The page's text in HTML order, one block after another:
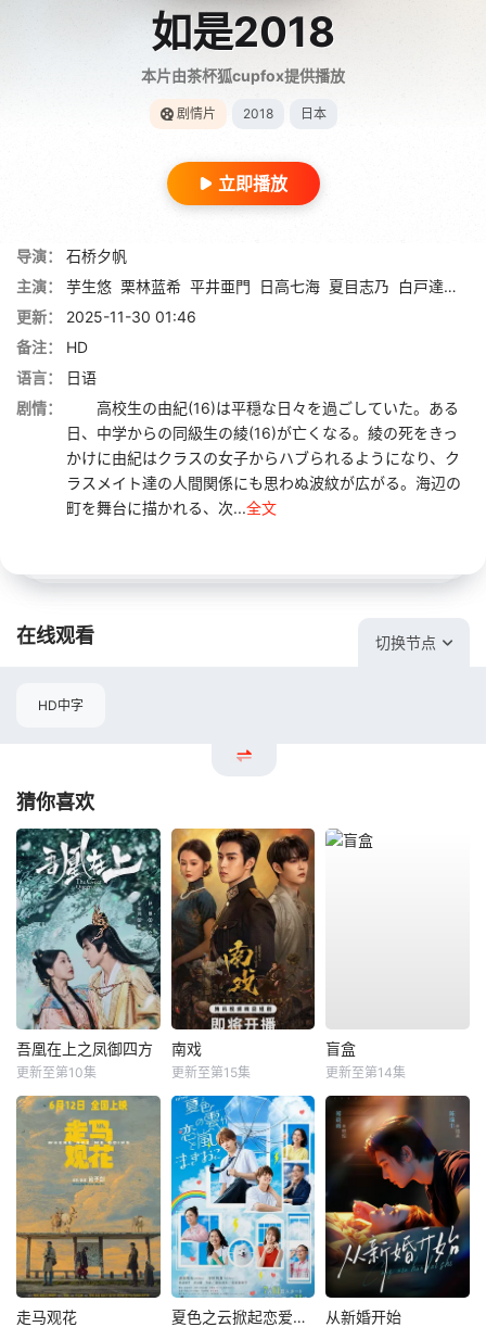
如是2018
本片由茶杯狐cupfox提供播放
剧情片 2018 日本
立即播放
导演：
石桥夕帆
主演：
芋生悠 栗林蓝希 平井亜門 日高七海 夏目志乃 白戸達也
更新：
2025-11-30 01:46
备注：
HD
语言：
日语
剧情：
高校生の由紀(16)は平穏な日々を過ごしていた。ある
日、中学からの同級生の綾(16)が亡くなる。綾の死をきっ
かけに由紀はクラスの女子からハブられるようになり、ク
ラスメイト達の人間関係にも思わぬ波紋が広がる。海辺の
町を舞台に描かれる、次...全文
在线观看 切换节点
HD中字
猜你喜欢
吾凰在上之凤御四方
更新至第10集
南戏
更新至第15集
盲盒
更新至第14集
走马观花 夏色之云掀起恋爱与风暴 从新婚开始